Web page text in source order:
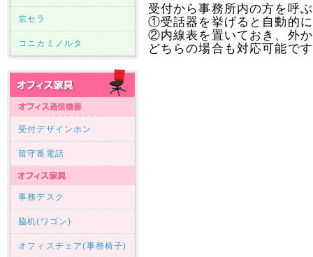
京セラ
コニカミノルタ
受付デザインホン
留守番電話
事務デスク
脇机(ワゴン)
オフィスチェア(事務椅子)
受付から事務所内の方を呼
①受話器を挙げると自動的
②内線表を置いておき、外
どちらの場合も対応可能で